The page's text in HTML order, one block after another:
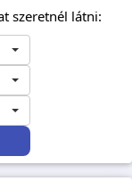
szeretnél látni: